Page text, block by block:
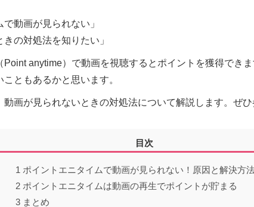
で動画が見られない」
きの対処法を知りたい」
Point anytime）で動画を視聴するとポイントを獲得でき
ともあるかと思います。
画が見られないときの対処法について解説します。ぜひ
目次
1 ポイントエニタイムで動画が見られない！原因と解決方
2ポイントエニタイムは動画の再生でポイントが貯まる
3まとめ